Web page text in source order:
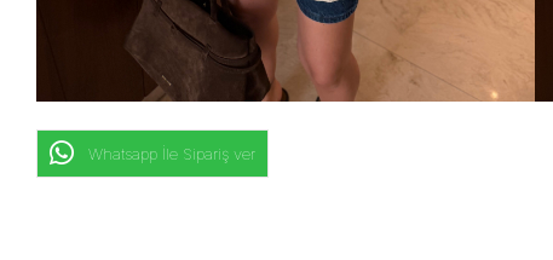
Whatsapp İle Sipariş ver